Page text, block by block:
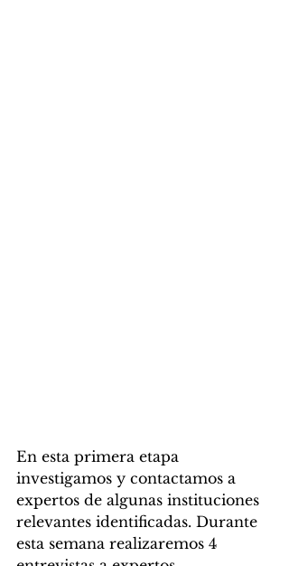
En esta primera etapa
investigamos y contactamos a
expertos de algunas instituciones
relevantes identificadas. Durante
esta semana realizaremos 4